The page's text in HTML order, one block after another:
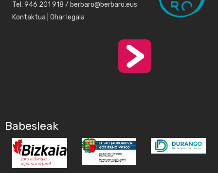
Tel. 946 201 918 / berbaro@berbaro.eus
Kontaktua Ohar legala
Babesleak